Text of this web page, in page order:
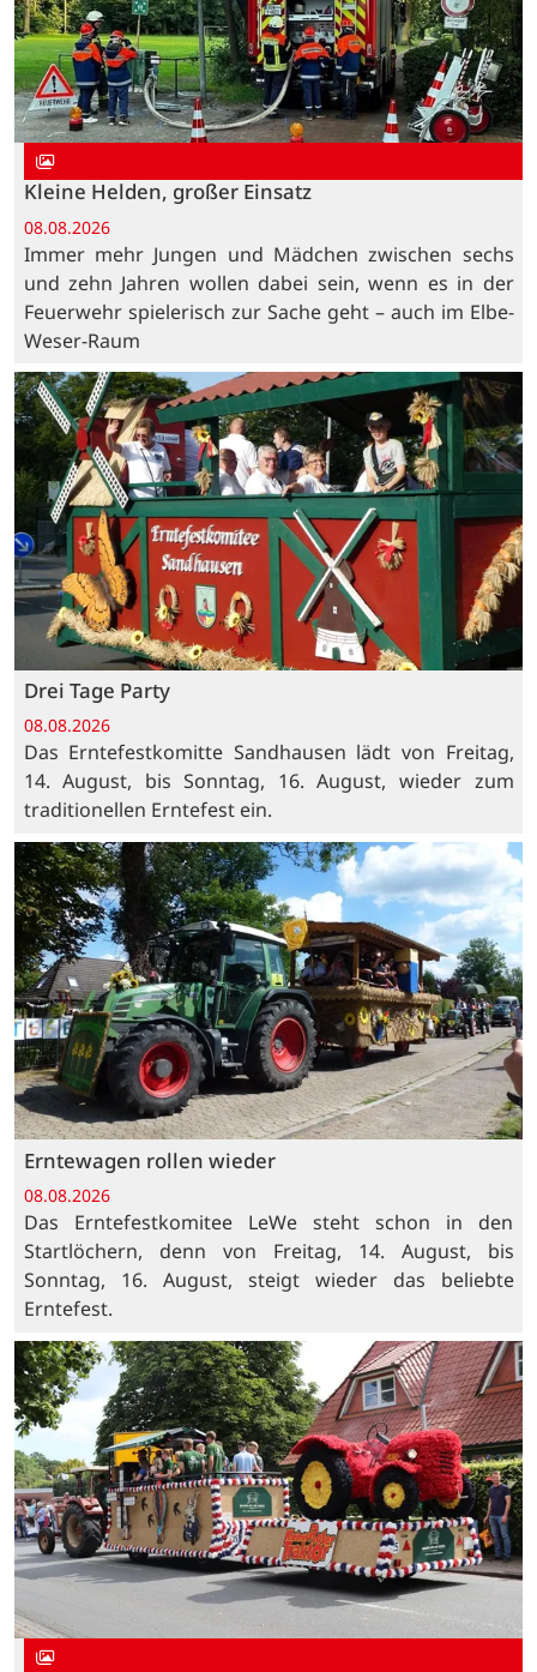
Kleine Helden, großer Einsatz
08.08.2026
Immer mehr Jungen und Mädchen zwischen sechs
und zehn Jahren wollen dabei sein, wenn es in der
Feuerwehr spielerisch zur Sache geht – auch im Elbe-
Weser-Raum
Drei Tage Party
08.08.2026
Das Erntefestkomitte Sandhausen lädt von Freitag,
14. August, bis Sonntag, 16. August, wieder zum
traditionellen Erntefest ein.
Erntewagen rollen wieder
08.08.2026
Das Erntefestkomitee LeWe steht schon in den
Startlöchern, denn von Freitag, 14. August, bis
Sonntag, 16. August, steigt wieder das beliebte
Erntefest.